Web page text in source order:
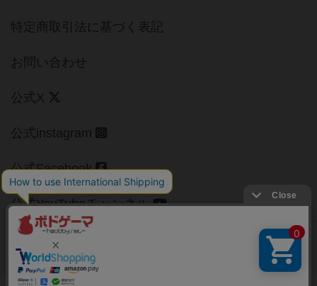
特定商取引法に基づく表記
お問い合わせ
公式X
公式instagram
公式Facebook
公式YouTubeチャンネル